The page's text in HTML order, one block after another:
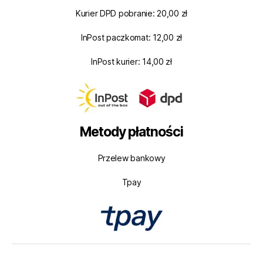
Kurier DPD pobranie: 20,00 zł
InPost paczkomat: 12,00 zł
InPost kurier: 14,00 zł
Metody płatności
Przelew bankowy
Tpay